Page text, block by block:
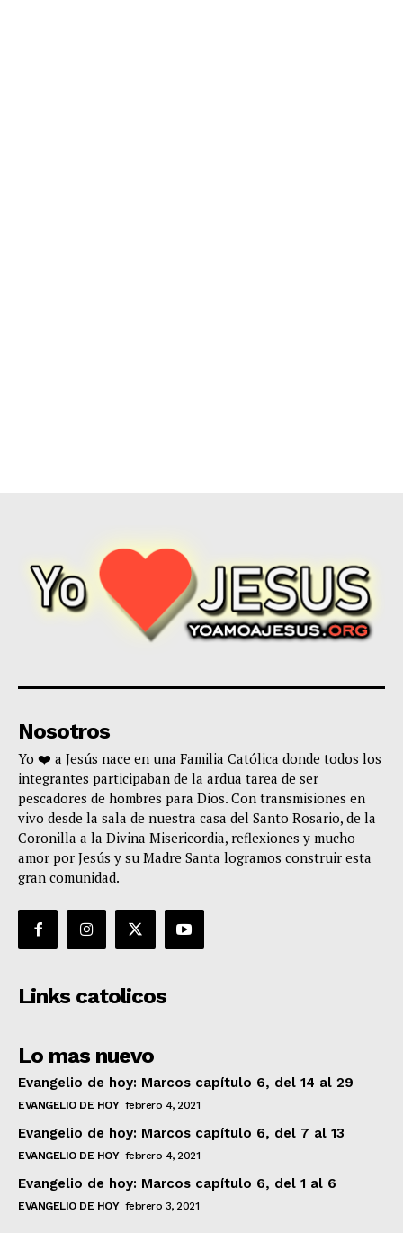
Nosotros
Yo ❤️ a Jesús nace en una Familia Católica donde todos los
integrantes participaban de la ardua tarea de ser
pescadores de hombres para Dios. Con transmisiones en
vivo desde la sala de nuestra casa del Santo Rosario, de la
Coronilla a la Divina Misericordia, reflexiones y mucho
amor por Jesús y su Madre Santa logramos construir esta
gran comunidad.
Links catolicos
Lo mas nuevo
Evangelio de hoy: Marcos capítulo 6, del 14 al 29
EVANGELIO DE HOY febrero 4, 2021
Evangelio de hoy: Marcos capítulo 6, del 7 al 13
EVANGELIO DE HOY febrero 4, 2021
Evangelio de hoy: Marcos capítulo 6, del 1 al 6
EVANGELIO DE HOY febrero 3, 2021